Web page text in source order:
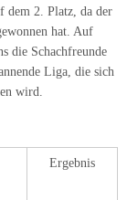
dem 2. Platz, da der
hat. Auf
die Schachfreunde
Liga, die sich
wird.
Ergebnis